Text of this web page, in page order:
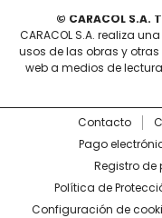
© CARACOL
CARACOL S.A. realiza
usos de las obras y
web a medios de
Contacto
Pago
Registro de
Política de
Configuración de